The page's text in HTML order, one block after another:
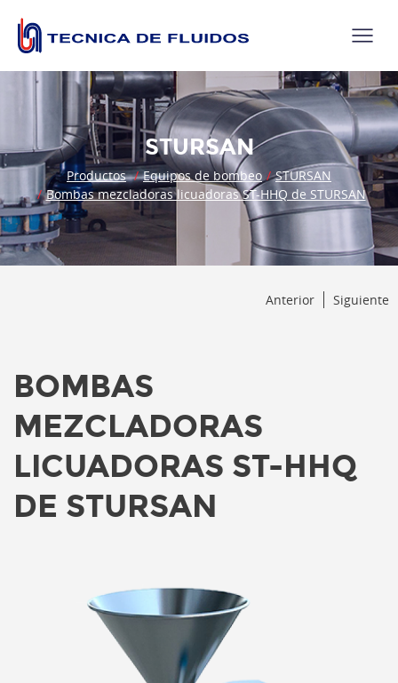
STURSAN
Productos Equipos de bombeo
STURSAN
Bombas mezcladoras licuadoras ST-HHQ de STURSAN
Anterior Siguiente
BOMBAS
MEZCLADORAS
LICUADORAS ST-HHQ
DE STURSAN